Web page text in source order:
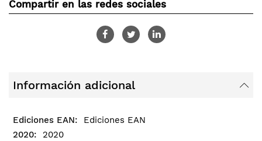
Compartir en las redes sociales
Información adicional
Ediciones EAN
2020